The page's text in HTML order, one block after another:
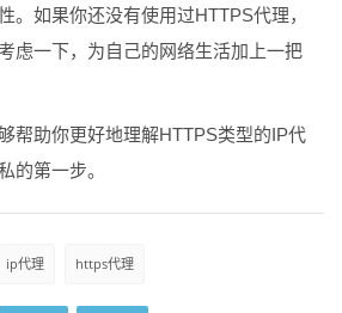
。如果你还没有使用过HTTPS代理，
虑一下，为自己的网络生活加上一把
帮助你更好地理解HTTPS类型的IP代
的第一步。
ip代理 https代理